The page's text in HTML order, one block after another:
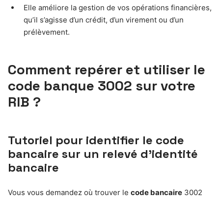
Elle améliore la gestion de vos opérations financières,
qu’il s’agisse d’un crédit, d’un virement ou d’un
prélèvement.
Comment repérer et utiliser le
code banque 3002 sur votre
RIB ?
Tutoriel pour identifier le code
bancaire sur un relevé d’identité
bancaire
Vous vous demandez où trouver le code bancaire 3002